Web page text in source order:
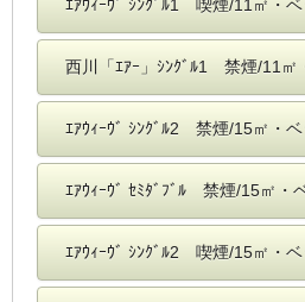
ｴｱｳｨｰｳﾞ ｼﾝｸﾞﾙ1 喫煙/11㎡・
西川「ｴｱｰ」ｼﾝｸﾞﾙ1 禁煙/11㎡
ｴｱｳｨｰｳﾞ ｼﾝｸﾞﾙ2 禁煙/15㎡・
ｴｱｳｨｰｳﾞ ｾﾐﾀﾞﾌﾞﾙ 禁煙/15㎡・
ｴｱｳｨｰｳﾞ ｼﾝｸﾞﾙ2 喫煙/15㎡・